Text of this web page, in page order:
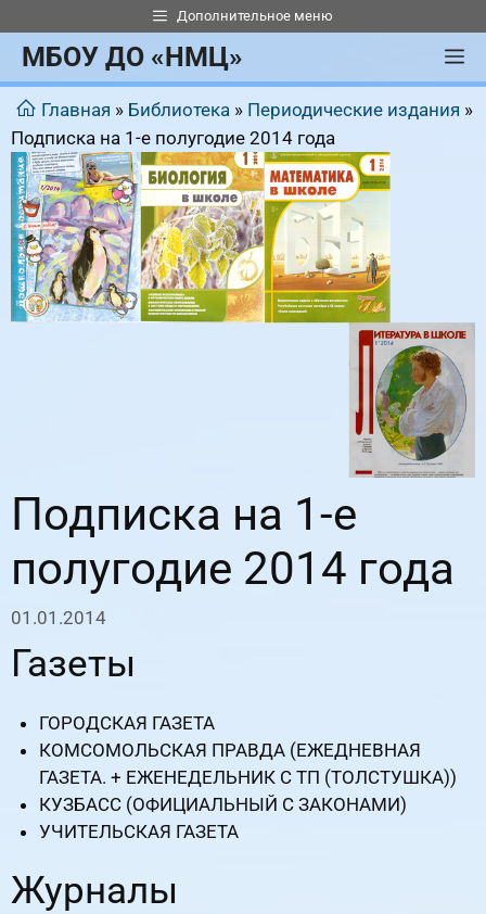
к
содержимому
Дополнительное меню
МБОУ ДО «НМЦ»
Главная » Библиотека » Периодические издания »
Подписка на 1-е полугодие 2014 года
Подписка на 1-е
полугодие 2014 года
01.01.2014
Газеты
ГОРОДСКАЯ ГАЗЕТА
КОМСОМОЛЬСКАЯ ПРАВДА (ЕЖЕДНЕВНАЯ
ГАЗЕТА. + ЕЖЕНЕДЕЛЬНИК С ТП (ТОЛСТУШКА))
КУЗБАСС (ОФИЦИАЛЬНЫЙ С ЗАКОНАМИ)
УЧИТЕЛЬСКАЯ ГАЗЕТА
Журналы